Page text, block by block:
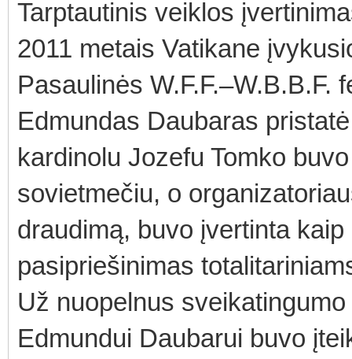
Tarptautinis veiklos
2011 metais Vatikane
Pasaulinės W.F.F.–W.B.B.F.
Edmundas Daubaras
kardinolu Jozefu Tomko
sovietmečiu, o
draudimą, buvo įvertinta
pasipriešinimas
Už nuopelnus
Edmundui Daubarui buvo